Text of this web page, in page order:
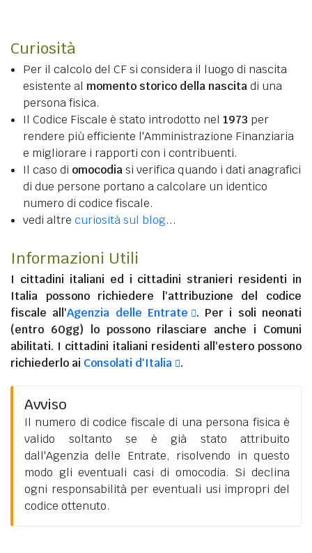
Curiosità
Per il calcolo del CF si considera il luogo di nascita
esistente al momento storico della nascitadi una
persona fisica.
Il Codice Fiscale è stato introdotto nel 1973 per
rendere più efficiente l'Amministrazione Finanziaria
e migliorare i rapporti con i contribuenti.
Il caso di omocodiasi verifica quando i dati anagrafici
di due persone portano a calcolare un identico
numero di codice fiscale.
vedi altre curiosità sul blog...
Informazioni Utili
I cittadini italiani ed i cittadini stranieri residenti in
Italia possono richiedere l'attribuzione del codice
fiscale all'Agenzia delle Entrate
. Per i soli neonati
(entro 60gg) lo possono rilasciare anche i Comuni
abilitati. I cittadini italiani residenti all'esteropossono
richiederlo ai Consolati d'Italia .
Avviso
Il numero di codice fiscale di una persona fisica è
valido soltanto se è già stato attribuito
dall'Agenzia delle Entrate, risolvendo in questo
modo gli eventuali casi di omocodia. Si declina
ogni responsabilità per eventuali usi impropri del
codice ottenuto.